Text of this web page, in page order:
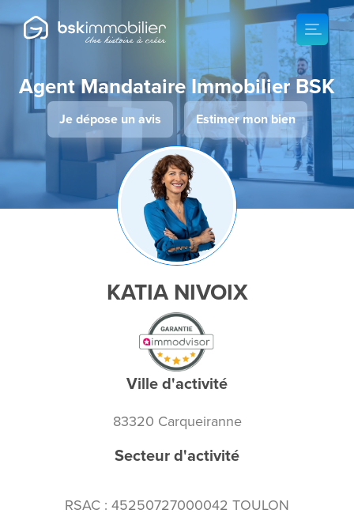
Agent Mandataire Immobilier BSK
Je dépose un avis Estimer mon bien
KATIA NIVOIX
Ville d'activité
83320 Carqueiranne
Secteur d'activité
RSAC : 45250727000042 TOULON